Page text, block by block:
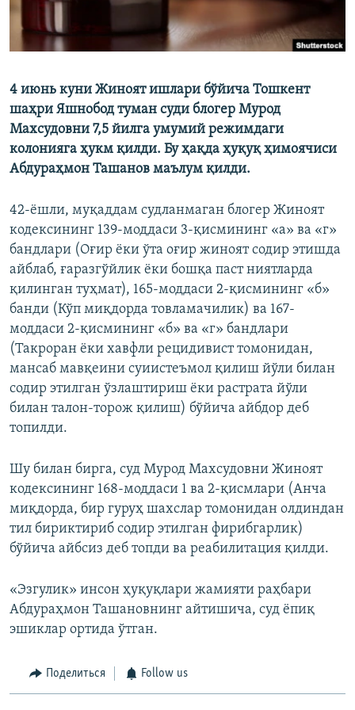
4 июнь куни Жиноят ишлари бўйича Тошкент
шаҳри Яшнобод туман суди блогер Мурод
Махсудовни 7,5 йилга умумий режимдаги
колонияга ҳукм қилди. Бу ҳақда ҳуқуқ ҳимоячиси
Абдураҳмон Ташанов маълум қилди.
42-ёшли, муқаддам судланмаган блогер Жиноят
кодексининг 139-моддаси 3-қисмининг «а» ва «г»
бандлари (Оғир ёки ўта оғир жиноят содир этишда
айблаб, ғаразгўйлик ёки бошқа паст ниятларда
қилинган туҳмат), 165-моддаси 2-қисмининг «б»
банди (Кўп миқдорда товламачилик) ва 167-
моддаси 2-қисмининг «б» ва «г» бандлари
(Такроран ёки хавфли рецидивист томонидан,
мансаб мавқеини суиистеъмол қилиш йўли билан
содир этилган ўзлаштириш ёки растрата йўли
билан талон-торож қилиш) бўйича айбдор деб
топилди.
Шу билан бирга, суд Мурод Махсудовни Жиноят
кодексининг 168-моддаси 1 ва 2-қисмлари (Анча
миқдорда, бир гуруҳ шахслар томонидан олдиндан
тил бириктириб содир этилган фирибгарлик)
бўйича айбсиз деб топди ва реабилитация қилди.
«Эзгулик» инсон ҳуқуқлари жамияти раҳбари
Абдураҳмон Ташановнинг айтишича, суд ёпиқ
эшиклар ортида ўтган.
Поделиться Follow us